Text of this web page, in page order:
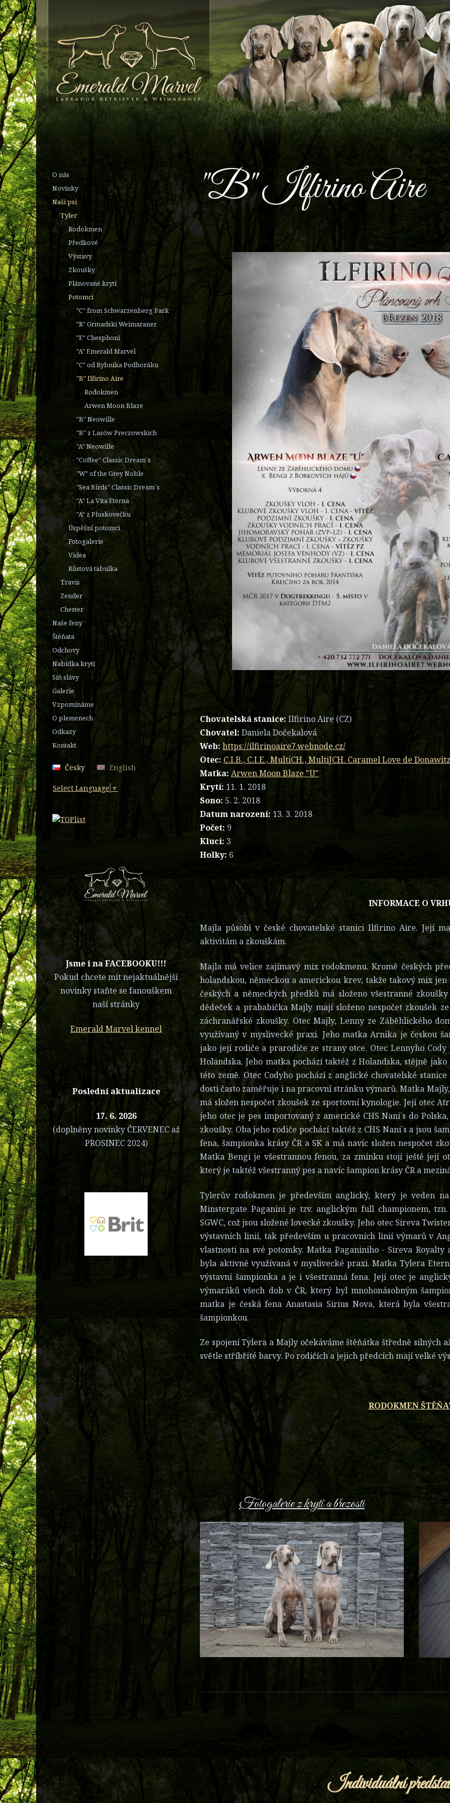
O nás
Novinky
Naši psi
Tyler
Rodokmen
Předkové
Výstavy
Zkoušky
Plánované krytí
Potomci
"C" from Schwarzenberg Park
"R" Grmadski Weimaraner
"E" Chesphoni
"A" Emerald Marvel
"C" od Rybníka Podhoráku
"B" Ilfirino Aire
Rodokmen
Arwen Moon Blaze
"B" Neowille
"B" z Lasów Preczowskich
"A" Neowille
"Coffee" Classic Dream´s
"W" of the Grey Noble
"Sea Birds" Classic Dream´s
"A" La Vita Eterna
"A" z Pluskovečku
Úspěšní potomci
Fotogalerie
Videa
Růstová tabulka
Travis
Zender
Chester
Naše feny
Štěňata
Odchovy
Nabídka krytí
Síň slávy
Galerie
Vzpomínáme
O plemenech
Odkazy
Kontakt
Česky English
Select Language ▼
​Jsme i na FACEBOOKU!!!
Pokud chcete mít nejaktuálnější
novinky staňte se fanouškem
naší stránky
Emerald Marvel kennel
Poslední aktualizace
17. 6. 2026
(doplněny novinky ČERVENEC až
PROSINEC 2024)
"B" Ilfirino Aire
Chovatelská stanice: Ilfirino Aire (CZ)
Chovatel: Daniela Dočekalová
Web: https://ilfirinoaire7.webnode.cz/
Otec: C.I.B., C.I.E., MultiCH., MultiJCH. Caramel Love de Donawitz
Matka: Arwen Moon Blaze "U"
Krytí: 11. 1. 2018
Sono: 5. 2. 2018
Datum narození: 13. 3. 2018
Počet: 9
Kluci: 3
Holky: 6
INFORMACE O
Majla působí v české chovatelské stanici Ilfirino Aire. Její
aktivitám a zkouškám.
Majla má velice zajímavý mix rodokmenu. Kromě českých
holandskou, německou a americkou krev, takže takový mix
českých a německých předků má složeno všestranné
dědeček a prababička Majly mají složeno nespočet zkoušek
záchranářské zkoušky. Otec Majly, Lenny ze Záběhlického
využívaný v myslivecké praxi. Jeho matka Arnika je českou
jako její rodiče a prarodiče ze strany otce. Otec Lennyho
Holandska. Jeho matka pochází taktéž z Holandska, stějně
této země. Otec Codyho pochází z anglické chovatelské
dosti často zaměřuje i na pracovní stránku výmarů. Matka
má složen nespočet zkoušek ze sportovní kynologie. Její otec
jeho otec je pes importovaný z americké CHS Nani´s do
zkoušky. Oba jeho rodiče pochází taktéž z CHS Nani´s a jsou
fena, šampionka krásy ČR a SK a má navíc složen nespočet
Matka Bengi je všestrannou fenou, za zmínku stojí ještě její
který je taktéž všestranný pes a navíc šampion krásy ČR a
Tylerův rodokmen je především anglický, který je veden
Minstergate Paganini je tzv. anglickým full championem,
SGWC, což jsou složené lovecké zkoušky. Jeho otec Sireva
výstavních linií, tak především u pracovních linií výmarů v
vlastnosti na své potomky. Matka Paganiniho - Sireva
byla aktivně využívaná v myslivecké praxi. Matka Tylera
výstavní šampionka a je i všestranná fena. Její otec je
výmaráků všech dob v ČR, který byl mnohonásobným
matka je česká fena Anastasia Sirius Nova, která byla
šampionkou.
Ze spojení Tylera a Majly očekáváme štěňátka štředně silných
světle stříbřité barvy. Po rodičích a jejich předcích mají velké
RODOKMEN
Fotogalerie z krytí a březosti
Individuální